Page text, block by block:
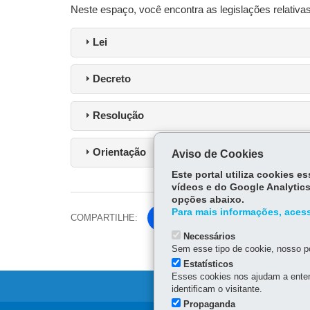
Neste espaço, você encontra as legislações
Lei
Decreto
Resolução
Orientação
COMPARTILHE: Facebook
Twitter
Aviso de Cookies
Este portal utiliza cookies
vídeos e do Google
opções abaixo.
Para mais informações,
Necessários
Sem esse tipo de cookie, nosso
Estatísticos
Esses cookies nos ajudam a
identificam o visitante.
Propaganda